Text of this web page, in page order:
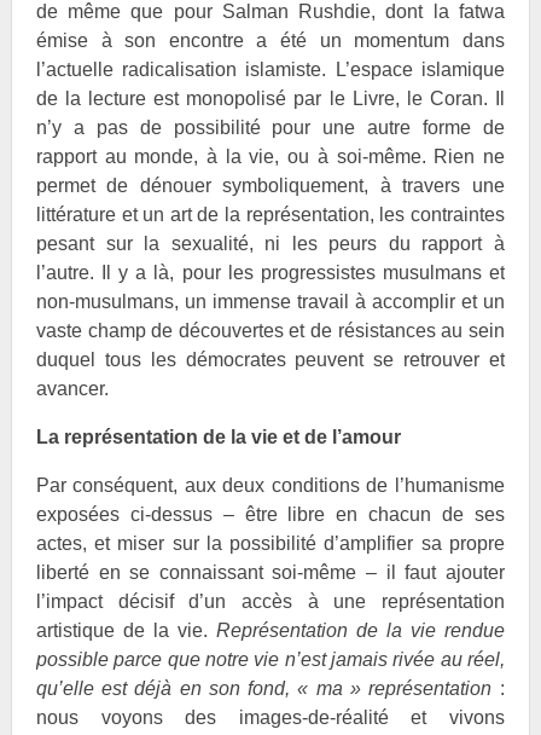
de même que pour Salman
Rushdie, dont la fatwa
émise à son encontre a été un momentum dans
l’actuelle radicalisation islamiste. L’espace islamique
de la lecture est monopolisé par le Livre, le Coran. Il
n’y a pas de possibilité pour une autre forme de
rapport au monde, à la vie, ou à soi-même. Rien ne
permet de dénouer symboliquement, à travers une
littérature et un art de la représentation, les contraintes
pesant sur la sexualité, ni les peurs du rapport à
l’autre. Il y a là, pour les progressistes musulmans et
non-musulmans, un immense travail à accomplir et un
vaste champ de découvertes et de résistances au sein
duquel tous les démocrates peuvent se retrouver et
avancer.
La représentation de la vie et de l’amour
Par conséquent, aux deux conditions de l’humanisme
exposées ci-dessus – être libre en chacun de ses
actes, et miser sur la possibilité d’amplifier sa propre
liberté en se connaissant soi-même – il faut ajouter
l’impact décisif d’un accès à une représentation
artistique de la vie. Représentation de la vie rendue
possible parce que notre vie n’est jamais rivée au réel,
qu’elle est déjà en son fond, « ma » représentation:
nous voyons des images-de-réalité et vivons